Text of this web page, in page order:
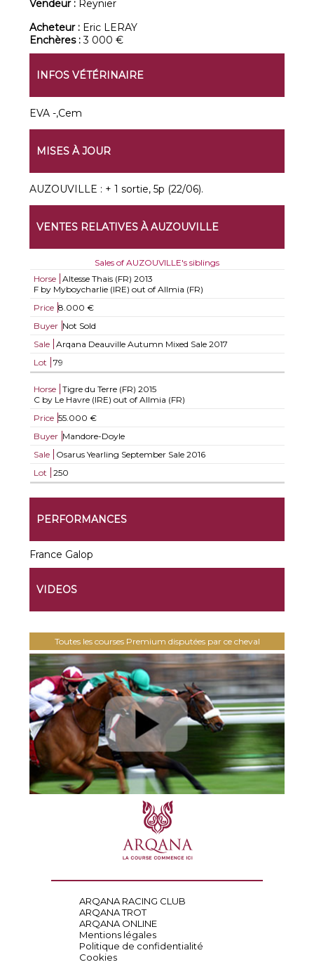
Vendeur : Reynier
Acheteur : Eric LERAY
Enchères :3 000 €
INFOS VÉTÉRINAIRE
EVA -,Cem
MISES À JOUR
AUZOUVILLE : + 1 sortie, 5p (22/06).
VENTES RELATIVES À AUZOUVILLE
Sales of AUZOUVILLE's siblings
Horse
Altesse Thais (FR) 2013
F by Myboycharlie (IRE) out of Allmia (FR)
Price 8.000 €
Buyer Not Sold
Sale
Arqana Deauville Autumn Mixed Sale 2017
Lot
79
Horse Tigre du Terre (FR) 2015
C by Le Havre (IRE) out of Allmia (FR)
Price 55.000 €
Buyer Mandore-Doyle
Sale
Osarus Yearling September Sale 2016
Lot
250
PERFORMANCES
France Galop
VIDEOS
Toutes les courses Premium disputées par ce cheval
ARQANA RACING CLUB
ARQANA TROT
ARQANA ONLINE
Mentions légales
Politique de confidentialité
Cookies